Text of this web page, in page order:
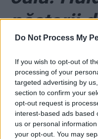
Do Not Process My
If you wish to opt-out of
processing of your
targeted advertising by
section to confirm your
opt-out request is
interest-based ads based
us or personal
your opt-out. You may
păstorii
Gorj
*Planul
lui
susține